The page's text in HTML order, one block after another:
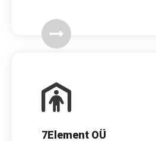
7Element OÜ